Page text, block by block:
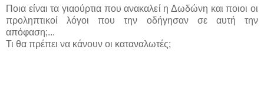
Ποια είναι τα γιαούρτια που ανακαλεί η Δωδώνη και ποιοι οι
προληπτικοί λόγοι που την οδήγησαν σε αυτή την
απόφαση;...
Τι θα πρέπει να κάνουν οι καταναλωτές;